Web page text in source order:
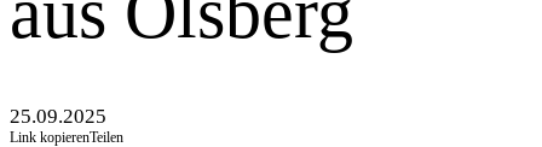
25.09.2025
Link kopierenTeilen